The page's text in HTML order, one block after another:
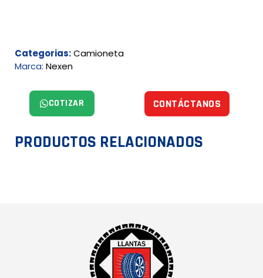
Categorias:Camioneta
Marca: Nexen
COTIZAR CONTÁCTANOS
PRODUCTOS RELACIONADOS